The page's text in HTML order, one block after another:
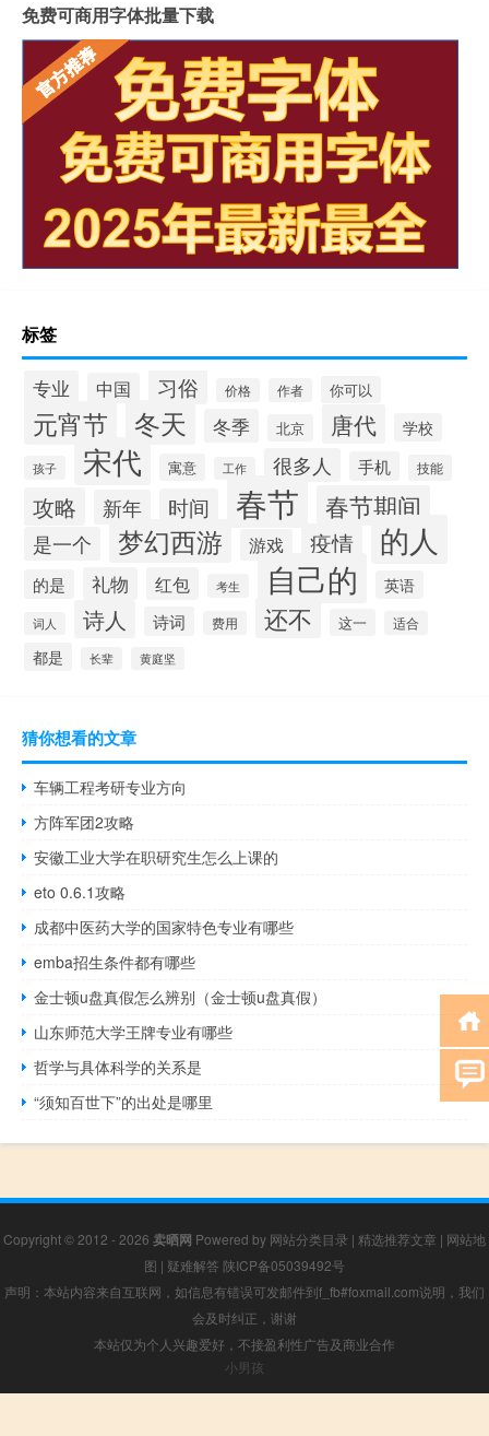
免费可商用字体批量下载
标签
专业 中国 习俗 价格 作者 你可以
元宵节 冬天 冬季 北京 唐代 学校
孩子 宋代 寓意 工作 很多人 手机 技能
攻略 新年 时间 春节 春节期间
是一个 梦幻西游 游戏 疫情 的人
的是 礼物 红包 考生 自己的 英语
词人 诗人 诗词 费用 还不 这一 适合
都是 长辈 黄庭坚
猜你想看的文章
车辆工程考研专业方向
方阵军团2攻略
安徽工业大学在职研究生怎么上课的
eto 0.6.1攻略
成都中医药大学的国家特色专业有哪些
emba招生条件都有哪些
金士顿u盘真假怎么辨别（金士顿u盘真假）
山东师范大学王牌专业有哪些
哲学与具体科学的关系是
“须知百世下”的出处是哪里
Copyright © 2012 - 2026 卖晒网 Powered by 网站分类目录 | 精选推荐文章 | 网站地
图 | 疑难解答 陕ICP备05039492号
声明：本站内容来自互联网，如信息有错误可发邮件到f_fb#foxmail.com说明，我们
会及时纠正，谢谢
本站仅为个人兴趣爱好，不接盈利性广告及商业合作
小男孩